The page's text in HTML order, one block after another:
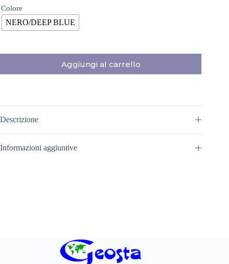
Colore
NERO/DEEP BLUE
Aggiungi al carrello
Descrizione
Informazioni aggiuntive